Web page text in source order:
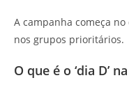
A campanha começa
nos grupos prioritários.
O que é o ‘dia D’